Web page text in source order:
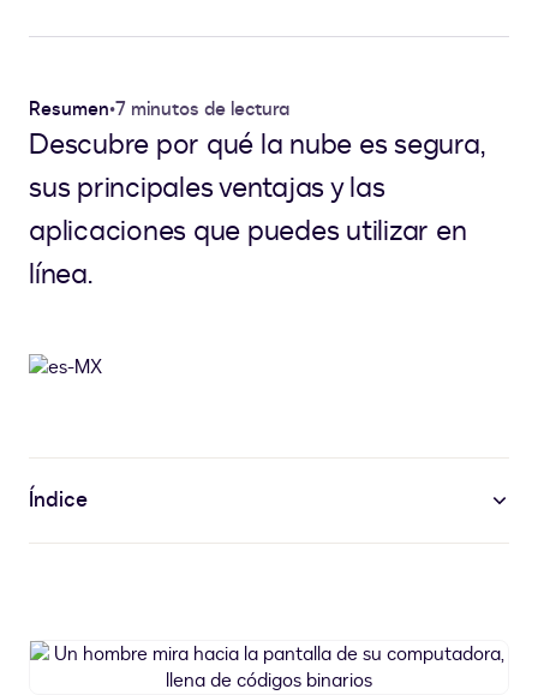
Resumen•7 minutos de lectura
Descubre por qué la nube es segura,
sus principales ventajas y las
aplicaciones que puedes utilizar en
línea.
Índice
Un
hombre